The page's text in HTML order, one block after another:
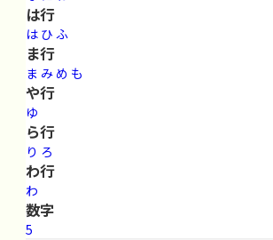
は行
は ひ ふ
ま行
ま み め も
や行
ゆ
ら行
り ろ
わ行
わ
数字
5